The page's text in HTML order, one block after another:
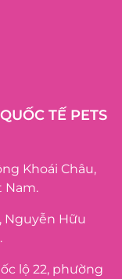
TẾ PETS
Khoái Châu,
Nam.
Nguyễn Hữu
lộ 22, phường